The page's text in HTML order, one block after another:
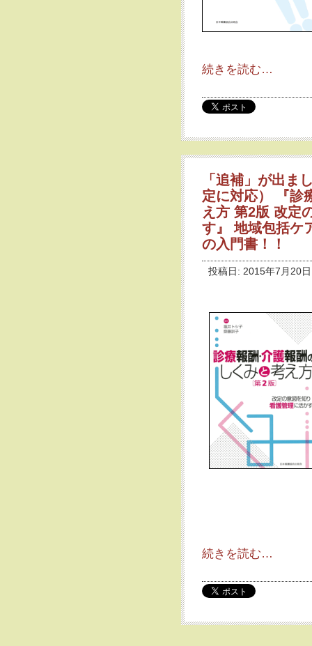
続きを読む…
「追補」が出ま
定に対応） 『診
え方 第2版 改定
す』 地域包括ケ
の入門書！！
投稿日: 2015年7月20
続きを読む…